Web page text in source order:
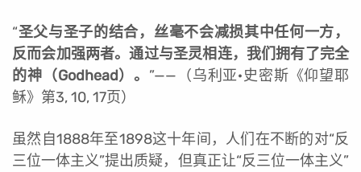
“圣父与圣子的结合，丝毫不会减损其中任何一方，
反而会加强两者。通过与圣灵相连，我们拥有了完全
的神（Godhead）。 ”——（乌利亚·史密斯《仰望耶
稣》第3, 10, 17页）
虽然自1888年至1898这十年间，人们在不断的对“反
三位一体主义”提出质疑，但真正让“反三位一体主义”